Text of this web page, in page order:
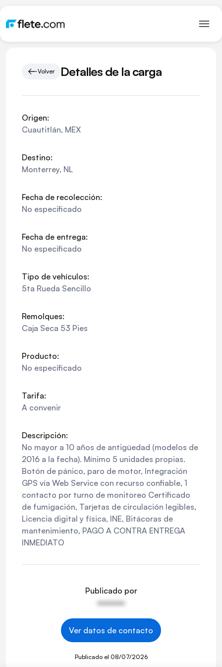
Volver Detalles de la carga
Origen:
Cuautitlán, MEX
Destino:
Monterrey, NL
Fecha de recolección:
No especificado
Fecha de entrega:
No especificado
Tipo de vehículos:
5ta Rueda Sencillo
Remolques:
Caja Seca 53 Pies
Producto:
No especificado
Tarifa:
A convenir
Descripción:
No mayor a 10 años de antigüedad (modelos de
2016 a la fecha). Mínimo 5 unidades propias.
Botón de pánico, paro de motor, Integración
GPS vía Web Service con recurso confiable, 1
contacto por turno de monitoreo Certificado
de fumigación, Tarjetas de circulación legibles,
Licencia digital y física, INE, Bitácoras de
mantenimiento, PAGO A CONTRA ENTREGA
INMEDIATO
Publicado por
••••••••
Ver datos de contacto
Publicado el 08/07/2026